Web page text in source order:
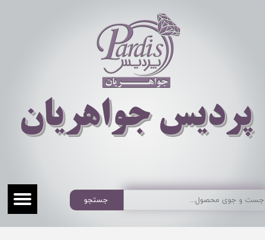
​​​​پردیس جواهریان
جستجو